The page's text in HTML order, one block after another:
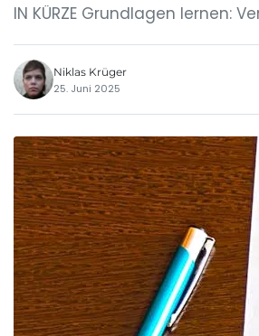
IN KÜRZE Grundlagen lernen:
Niklas Krüger
25. Juni 2025